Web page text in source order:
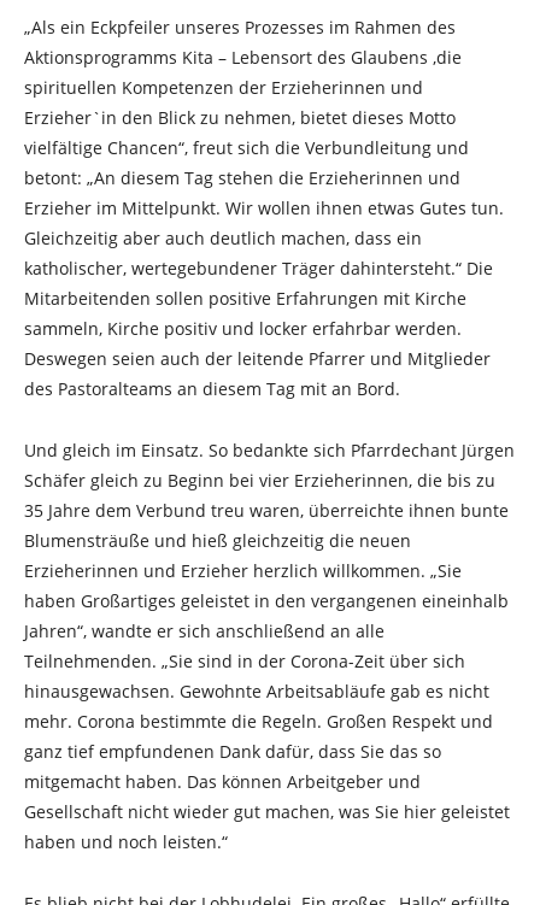
„Als ein Eckpfeiler unseres Prozesses im Rahmen des
Aktionsprogramms Kita – Lebensort des Glaubens ,die
spirituellen Kompetenzen der Erzieherinnen und
Erzieher`in den Blick zu nehmen, bietet dieses Motto
vielfältige Chancen“, freut sich die Verbundleitung und
betont: „An diesem Tag stehen die Erzieherinnen und
Erzieher im Mittelpunkt. Wir wollen ihnen etwas Gutes tun.
Gleichzeitig aber auch deutlich machen, dass ein
katholischer, wertegebundener Träger dahintersteht.“ Die
Mitarbeitenden sollen positive Erfahrungen mit Kirche
sammeln, Kirche positiv und locker erfahrbar werden.
Deswegen seien auch der leitende Pfarrer und Mitglieder
des Pastoralteams an diesem Tag mit an Bord.
Und gleich im Einsatz. So bedankte sich Pfarrdechant Jürgen
Schäfer gleich zu Beginn bei vier Erzieherinnen, die bis zu
35 Jahre dem Verbund treu waren, überreichte ihnen bunte
Blumensträuße und hieß gleichzeitig die neuen
Erzieherinnen und Erzieher herzlich willkommen. „Sie
haben Großartiges geleistet in den vergangenen eineinhalb
Jahren“, wandte er sich anschließend an alle
Teilnehmenden. „Sie sind in der Corona-Zeit über sich
hinausgewachsen. Gewohnte Arbeitsabläufe gab es nicht
mehr. Corona bestimmte die Regeln. Großen Respekt und
ganz tief empfundenen Dank dafür, dass Sie das so
mitgemacht haben. Das können Arbeitgeber und
Gesellschaft nicht wieder gut machen, was Sie hier geleistet
haben und noch leisten.“